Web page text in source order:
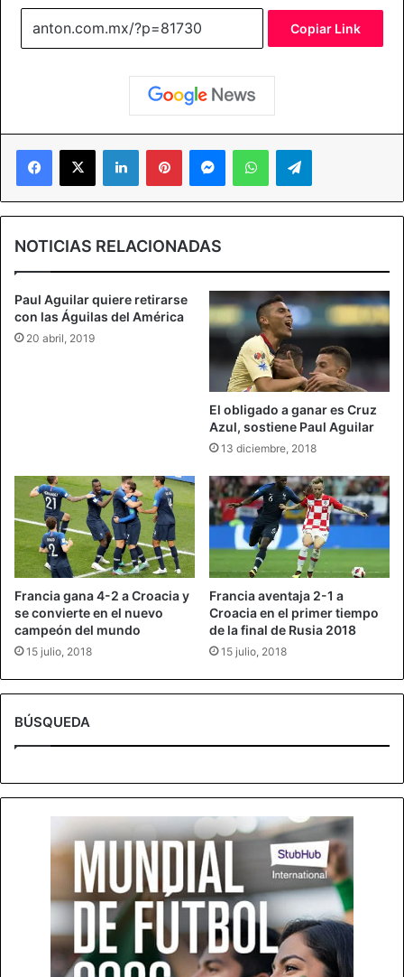
Copiar Link
NOTICIAS RELACIONADAS
Paul Aguilar quiere retirarse
con las Águilas del América
20 abril, 2019
El obligado a ganar es Cruz
Azul, sostiene Paul Aguilar
13 diciembre, 2018
Francia gana 4-2 a Croacia y
se convierte en el nuevo
campeón del mundo
15 julio, 2018
Francia aventaja 2-1 a
Croacia en el primer tiempo
de la final de Rusia 2018
15 julio, 2018
BÚSQUEDA